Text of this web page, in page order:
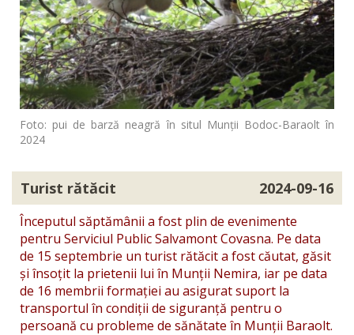
Foto: pui de barză neagră în situl Munții Bodoc-Baraolt în
2024
Turist rătăcit 2024-09-16
Începutul săptămânii a fost plin de evenimente
pentru Serviciul Public Salvamont Covasna. Pe data
de 15 septembrie un turist rătăcit a fost căutat, găsit
și însoțit la prietenii lui în Munții Nemira, iar pe data
de 16 membrii formației au asigurat suport la
transportul în condiții de siguranță pentru o
persoană cu probleme de sănătate în Munții Baraolt.